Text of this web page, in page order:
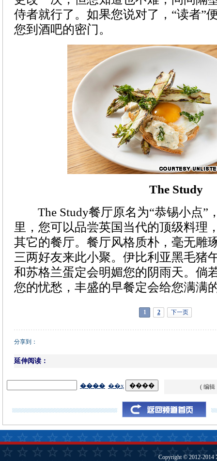
侍者就行了。如果您说对了，“读者”
您到酒吧的密门。
The Study
The Study餐厅原名为“恭锡小点”
里，您可以品尝英国当代的顶级料理
其它的餐厅。餐厅风格质朴，毫无雕
三两好友来此小聚。伊比利亚黑毛猪
和苏格兰蛋定会明媚您的阴雨天。倘
您的忧愁，丰盛的早餐定会给您满满
1 2 下一页
分享到：
延伸阅读：
( 编辑
Copyright © 2012-2014